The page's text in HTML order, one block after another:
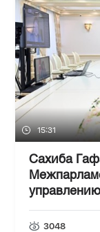
15:31
Сахиба
управлению
3048